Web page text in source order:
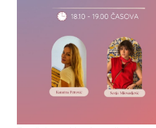
2026